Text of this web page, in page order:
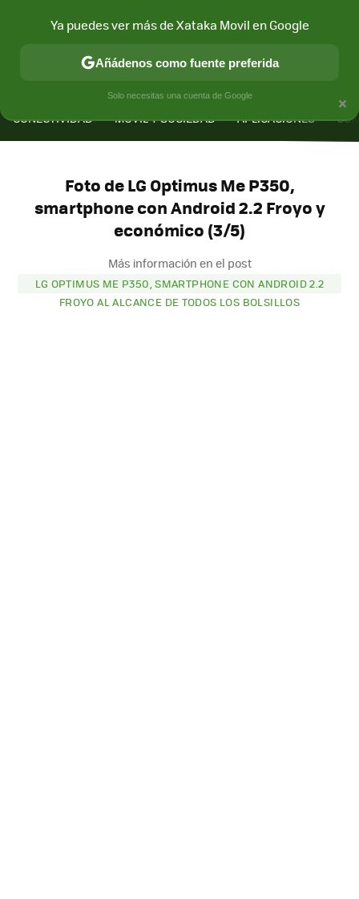
CONECTIVIDAD MÓVIL Y SOCIEDAD APLICACIONES
Foto de LG Optimus Me P350,
smartphone con Android 2.2 Froyo y
económico (3/5)
Más información en el post
LG OPTIMUS ME P350, SMARTPHONE CON ANDROID 2.2
FROYO AL ALCANCE DE TODOS LOS BOLSILLOS
×
Ya puedes ver más de Xataka Movil en Google
Añádenos como fuente preferida
Solo necesitas una cuenta de Google